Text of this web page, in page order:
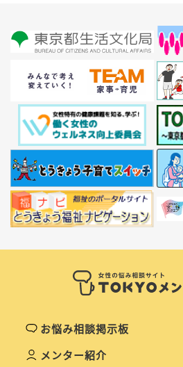
お悩み相談掲示板
メンター紹介